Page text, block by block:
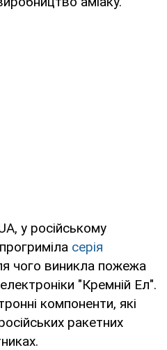
у російському
серія
чого виникла пожежа
"Кремній Ел".
компоненти, які
ракетних